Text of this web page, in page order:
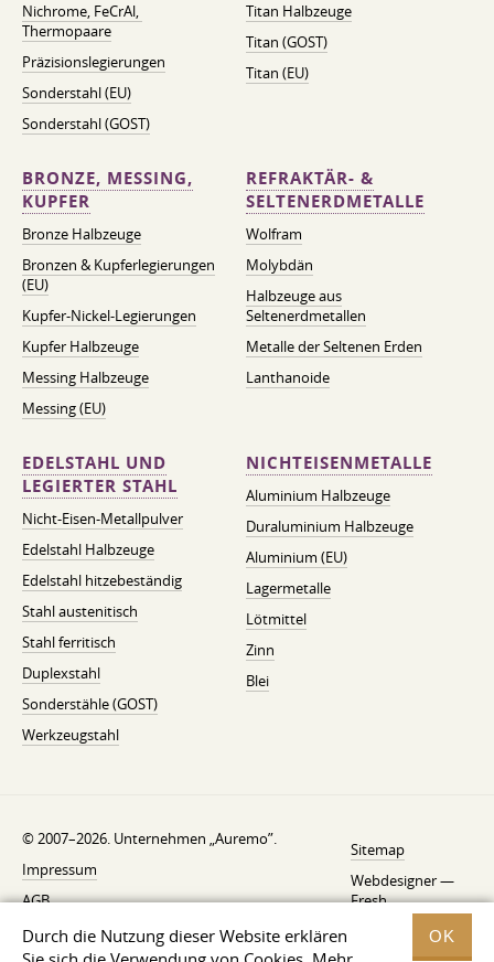
Durch die Nutzung dieser Website erklären
OK
Nichrome, FeСrAl, ​​
Thermopaare
Präzisionslegierungen
Sonderstahl (EU)
Sonderstahl (GOST)
Titan Halbzeuge
Titan (GOST)
Titan (EU)
BRONZE, MESSING,
KUPFER
Bronze Halbzeuge
Bronzen & Kupferlegierungen
(EU)
Kupfer-Nickel-Legierungen
Kupfer Halbzeuge
Messing Halbzeuge
Messing (EU)
REFRAKTÄR- &
SELTENERDMETALLE
Wolfram
Molybdän
Halbzeuge aus
Seltenerdmetallen
Metalle der Seltenen Erden
Lanthanoide
EDELSTAHL UND
LEGIERTER STAHL
Nicht-Eisen-Metallpulver
Edelstahl Halbzeuge
Edelstahl hitzebeständig
Stahl austenitisch
Stahl ferritisch
Duplexstahl
Sonderstähle (GOST)
Werkzeugstahl
NICHTEISENMETALLE
Aluminium Halbzeuge
Duraluminium Halbzeuge
Aluminium (EU)
Lagermetalle
Lötmittel
Zinn
Blei
© 2007–2026. Unternehmen „Auremo”.
Impressum
AGB
Widerrufsbelehrung
Sitemap
Webdesigner —
Fresh